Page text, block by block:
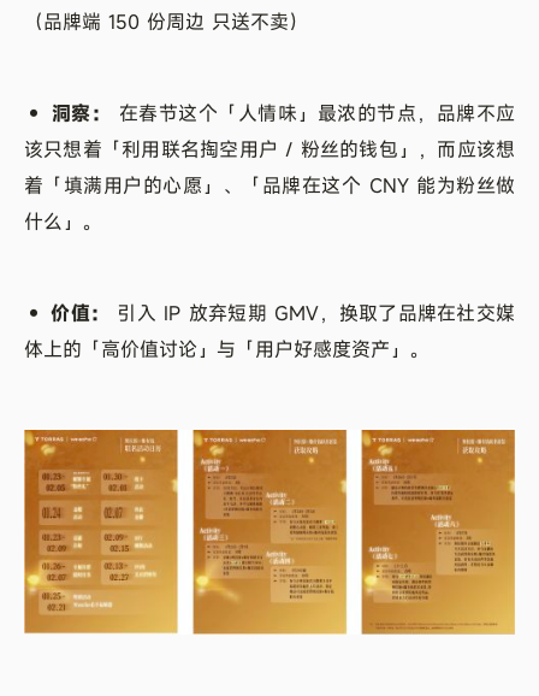
（品牌端 150 份周边 只送不卖）
• 洞察：
在春节这个「人情味」最浓的节点，品牌不应
该只想着「利用联名掏空用户 / 粉丝的钱包」，而应该想
着「填满用户的心愿」、「品牌在这个 CNY 能为粉丝做
什么」。
• 价值：
引入 IP 放弃短期 GMV，换取了品牌在社交媒
体上的「高价值讨论」与「用户好感度资产」。